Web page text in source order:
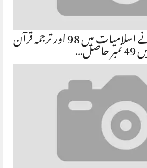
سکھ طالب علم نے اسلامیات میں 98 اور ترجمہ قرآن حاصل…